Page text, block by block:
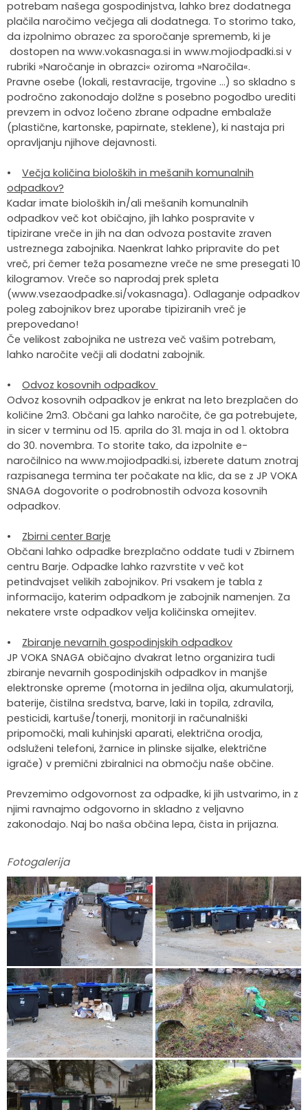
potrebam našega gospodinjstva, lahko brez dodatnega
plačila naročimo večjega ali dodatnega. To storimo tako,
da izpolnimo obrazec za sporočanje sprememb, ki je
dostopen na www.vokasnaga.si in www.mojiodpadki.si v
rubriki »Naročanje in obrazci« oziroma »Naročila«.
Pravne osebe (lokali, restavracije, trgovine …) so skladno s
področno zakonodajo dolžne s posebno pogodbo urediti
prevzem in odvoz ločeno zbrane odpadne embalaže
(plastične, kartonske, papirnate, steklene), ki nastaja pri
opravljanju njihove dejavnosti.
• Večja količina bioloških in mešanih komunalnih
odpadkov?
Kadar imate bioloških in/ali mešanih komunalnih
odpadkov več kot običajno, jih lahko pospravite v
tipizirane vreče in jih na dan odvoza postavite zraven
ustreznega zabojnika. Naenkrat lahko pripravite do pet
vreč, pri čemer teža posamezne vreče ne sme presegati 10
kilogramov. Vreče so naprodaj prek spleta
(www.vsezaodpadke.si/vokasnaga). Odlaganje odpadkov
poleg zabojnikov brez uporabe tipiziranih vreč je
prepovedano!
Če velikost zabojnika ne ustreza več vašim potrebam,
lahko naročite večji ali dodatni zabojnik.
• Odvoz kosovnih odpadkov
Odvoz kosovnih odpadkov je enkrat na leto brezplačen do
količine 2m3. Občani ga lahko naročite, če ga potrebujete,
in sicer v terminu od 15. aprila do 31. maja in od 1. oktobra
do 30. novembra. To storite tako, da izpolnite e-
naročilnico na www.mojiodpadki.si, izberete datum znotraj
razpisanega termina ter počakate na klic, da se z JP VOKA
SNAGA dogovorite o podrobnostih odvoza kosovnih
odpadkov.
• Zbirni center Barje
Občani lahko odpadke brezplačno oddate tudi v Zbirnem
centru Barje. Odpadke lahko razvrstite v več kot
petindvajset velikih zabojnikov. Pri vsakem je tabla z
informacijo, katerim odpadkom je zabojnik namenjen. Za
nekatere vrste odpadkov velja količinska omejitev.
• Zbiranje nevarnih gospodinjskih odpadkov
JP VOKA SNAGA običajno dvakrat letno organizira tudi
zbiranje nevarnih gospodinjskih odpadkov in manjše
elektronske opreme (motorna in jedilna olja, akumulatorji,
baterije, čistilna sredstva, barve, laki in topila, zdravila,
pesticidi, kartuše/tonerji, monitorji in računalniški
pripomočki, mali kuhinjski aparati, električna orodja,
odsluženi telefoni, žarnice in plinske sijalke, električne
igrače) v premični zbiralnici na območju naše občine.
Prevzemimo odgovornost za odpadke, ki jih ustvarimo, in z
njimi ravnajmo odgovorno in skladno z veljavno
zakonodajo. Naj bo naša občina lepa, čista in prijazna.
Fotogalerija